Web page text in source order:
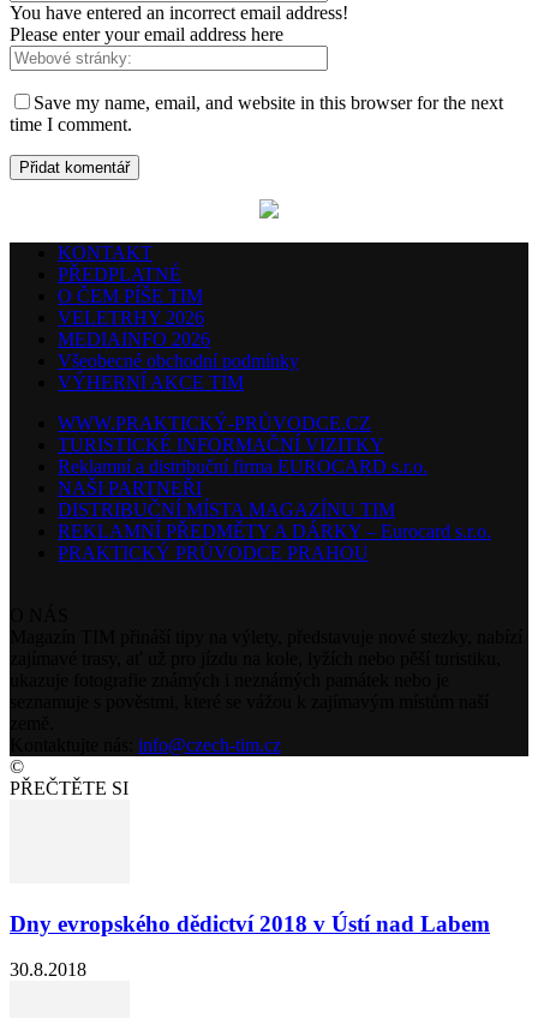
You have entered an incorrect email address!
Please enter your email address here
Save my name, email, and website in this browser for the next
time I comment.
KONTAKT
PŘEDPLATNÉ
O ČEM PÍŠE TIM
VELETRHY 2026
MEDIAINFO 2026
Všeobecné obchodní podmínky
VÝHERNÍ AKCE TIM
WWW.PRAKTICKÝ-PRŮVODCE.CZ
TURISTICKÉ INFORMAČNÍ VIZITKY
Reklamní a distribuční firma EUROCARD s.r.o.
NAŠI PARTNEŘI
DISTRIBUČNÍ MÍSTA MAGAZÍNU TIM
REKLAMNÍ PŘEDMĚTY A DÁRKY – Eurocard s.r.o.
PRAKTICKÝ PRŮVODCE PRAHOU
info@czech-tim.cz
©
PŘEČTĚTE SI
Dny evropského dědictví 2018 v Ústí nad Labem
30.8.2018